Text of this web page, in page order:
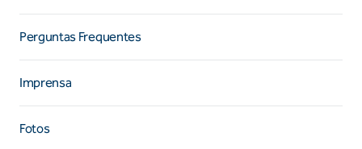
Perguntas Frequentes
Imprensa
Fotos